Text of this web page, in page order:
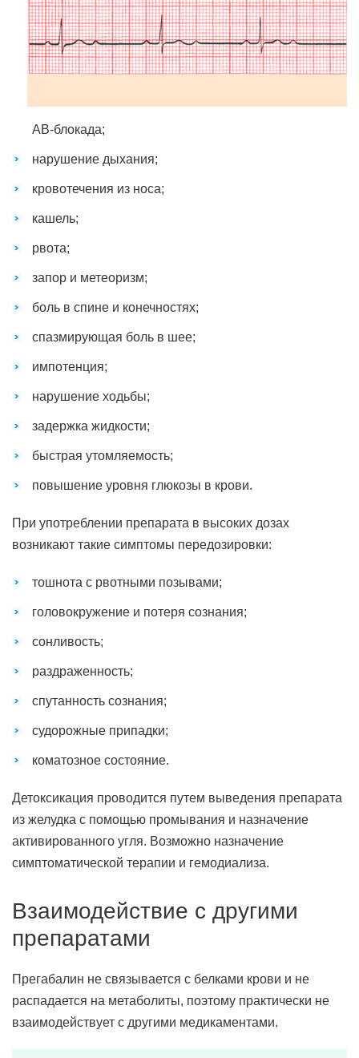
АВ-блокада;
нарушение дыхания;
кровотечения из носа;
кашель;
рвота;
запор и метеоризм;
боль в спине и конечностях;
спазмирующая боль в шее;
импотенция;
нарушение ходьбы;
задержка жидкости;
быстрая утомляемость;
повышение уровня глюкозы в крови.
При употреблении препарата в высоких дозах
возникают такие симптомы передозировки:
тошнота с рвотными позывами;
головокружение и потеря сознания;
сонливость;
раздраженность;
спутанность сознания;
судорожные припадки;
коматозное состояние.
Детоксикация проводится путем выведения препарата
из желудка с помощью промывания и назначение
активированного угля. Возможно назначение
симптоматической терапии и гемодиализа.
Взаимодействие с другими
препаратами
Прегабалин не связывается с белками крови и не
распадается на метаболиты, поэтому практически не
взаимодействует с другими медикаментами.